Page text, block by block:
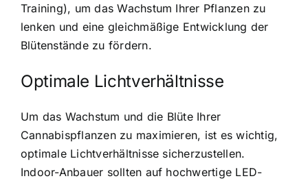
Training), um das Wachstum Ihrer Pflanzen zu
lenken und eine gleichmäßige Entwicklung der
Blütenstände zu fördern.
Optimale Lichtverhältnisse
Um das Wachstum und die Blüte Ihrer
Cannabispflanzen zu maximieren, ist es wichtig,
optimale Lichtverhältnisse sicherzustellen.
Indoor-Anbauer sollten auf hochwertige LED-